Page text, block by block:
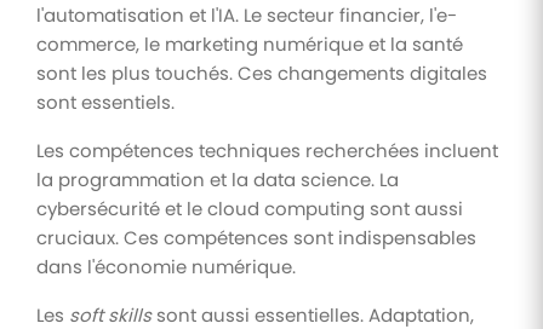
l'automatisation et l'IA. Le secteur financier, l'e-
commerce, le marketing numérique et la santé
sont les plus touchés. Ces changements digitales
sont essentiels.
Les compétences techniques recherchées incluent
la programmation et la data science. La
cybersécurité et le cloud computing sont aussi
cruciaux. Ces compétences sont indispensables
dans l'économie numérique.
Les soft skillssont aussi essentielles. Adaptation,